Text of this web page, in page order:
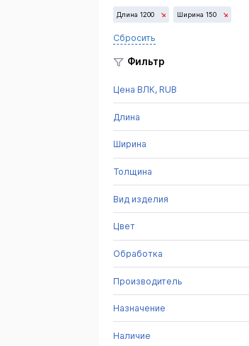
Длина 1200 Ширина 150
Сбросить
Фильтр
Цена ВЛК, RUB
Длина
Ширина
Толщина
Вид изделия
Цвет
Обработка
Производитель
Назначение
Наличие